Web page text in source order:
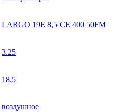
LARGO 19E 8,5 CE 400 50FM
3.25
18.5
воздушное